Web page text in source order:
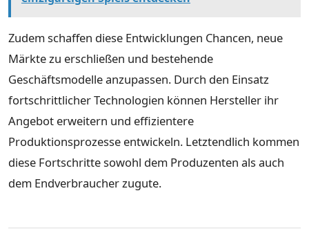
Zudem schaffen diese Entwicklungen Chancen, neue
Märkte zu erschließen und bestehende
Geschäftsmodelle anzupassen. Durch den Einsatz
fortschrittlicher Technologien können Hersteller ihr
Angebot erweitern und effizientere
Produktionsprozesse entwickeln. Letztendlich kommen
diese Fortschritte sowohl dem Produzenten als auch
dem Endverbraucher zugute.